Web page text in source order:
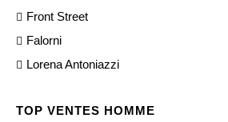
Front Street
Falorni
Lorena Antoniazzi
TOP VENTES HOMME